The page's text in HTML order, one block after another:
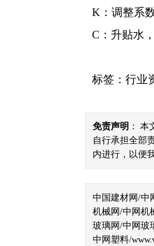
K：调整系
C：升贴水
标签： 行业
免责声明 ：
自行承担全部
内进行，以便
中国建材网/中
机械网/中网机
玻璃网/中网玻
中网塑料/